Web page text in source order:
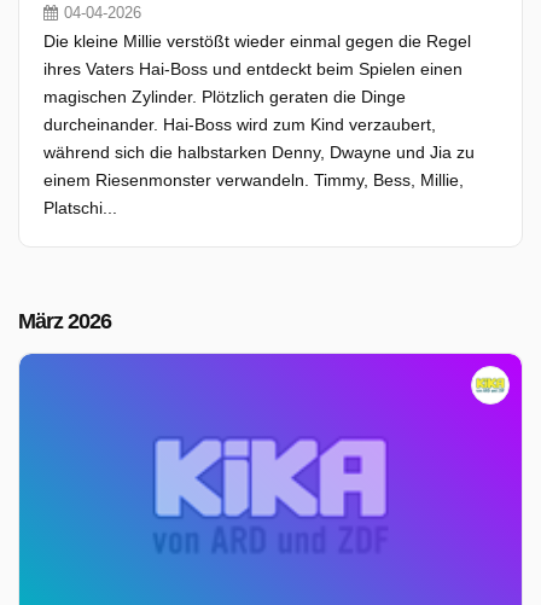
04-04-2026
Die kleine Millie verstößt wieder einmal gegen die Regel
ihres Vaters Hai-Boss und entdeckt beim Spielen einen
magischen Zylinder. Plötzlich geraten die Dinge
durcheinander. Hai-Boss wird zum Kind verzaubert,
während sich die halbstarken Denny, Dwayne und Jia zu
einem Riesenmonster verwandeln. Timmy, Bess, Millie,
Platschi...
März 2026